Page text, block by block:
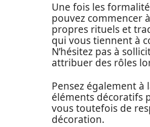
Une fois les
pouvez commencer
propres rituels et
qui vous tiennent à
N’hésitez pas à
attribuer des rôles
Pensez également à
éléments décoratifs
vous toutefois de
décoration.